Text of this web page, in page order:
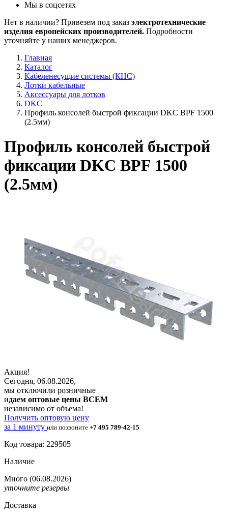
Мы в соцсетях
Нет в наличии? Привезем под заказ электротехнические
изделия европейских производителей. Подробности
уточняйте у наших менеджеров.
Главная
Каталог
Кабеленесущие системы (КНС)
Лотки кабельные
Аксессуары для лотков
DKC
Профиль консолей быстрой фиксации DKC BPF 1500
(2.5мм)
Профиль консолей быстрой
фиксации DKC BPF 1500
(2.5мм)
Акция!
Сегодня, 06.08.2026,
мы отключили розничные
идаем оптовые цены ВСЕМ
независимо от объема!
Получить оптовую цену
за 1 минуту или позвоните +7 495 789-42-15
Код товара: 229505
Наличие
Много (06.08.2026)
уточните резервы
Доставка